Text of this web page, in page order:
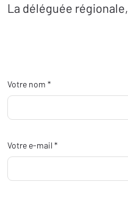
La déléguée régionale,
Votre nom *
Votre e-mail *